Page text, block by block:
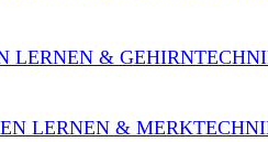
LERNEN &
LERNEN &